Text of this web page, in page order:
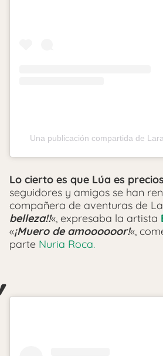
Una publicación compartida de
Lo cierto es que Lúa es
seguidores y amigos se han
compañera de aventuras de
belleza!!«, expresaba la artista
«¡Muero de amoooooor!«,
parte Nuria Roca.